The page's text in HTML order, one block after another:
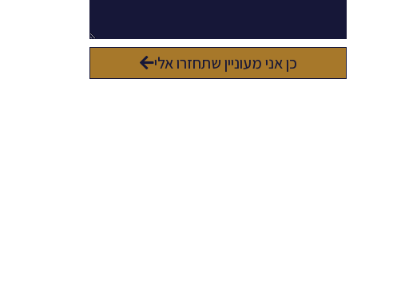
כן אני מעוניין שתחזרו אלי